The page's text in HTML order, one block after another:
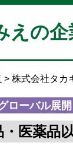
えの
株式会社タカ
ローバル展開
医薬品以